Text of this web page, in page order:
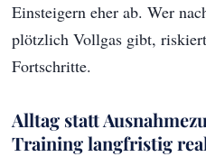
Einsteigern eher ab. Wer
plötzlich Vollgas gibt,
Fortschritte.
Alltag statt
Training langfristig